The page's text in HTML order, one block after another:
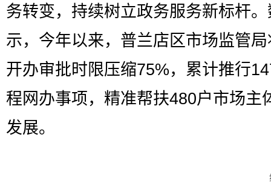
务转变，持续树立政务服务新标杆
示，今年以来，普兰店区市场监管
开办审批时限压缩75%，累计推行
程网办事项，精准帮扶480户市场主
发展。